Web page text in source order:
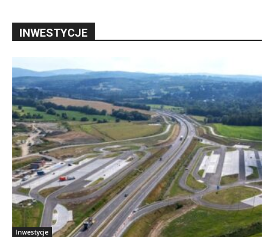
INWESTYCJE
Inwestycje